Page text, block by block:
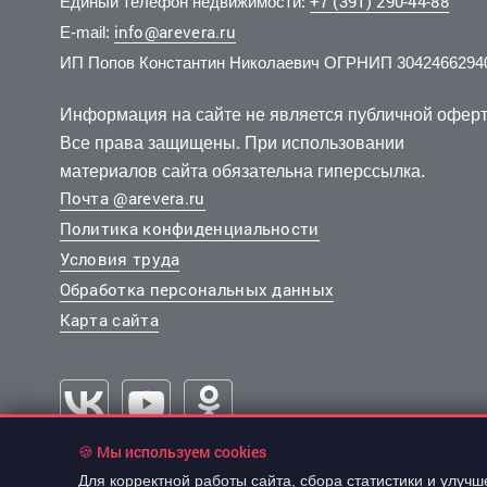
6 547 000 руб. 157 002 руб./м2
2-комн. 41.7 м 3 эт. из 19
Свердловский, Лесников улица 57
6 547
2-комн.
5 970 000 руб. 143 165 руб./м
5 200 000 руб. 89 501 руб./м2
3-комн. 58.1 м 5 эт. из 5
Ленинский, Мичурина улица 23а
2 000
комнат.
E-mail: info@arevera.ru
ИП Попов Константин Николаевич ОГРНИП
Информация на сайте не является публичной
Все права защищены. При использовании
материалов сайта обязательна гиперссылка.
Почта @arevera.ru
Политика конфиденциальности
Условия труда
Обработка персональных данных
Карта сайта
🍪 Мы используем cookies
Для корректной работы сайта, сбора статистики и